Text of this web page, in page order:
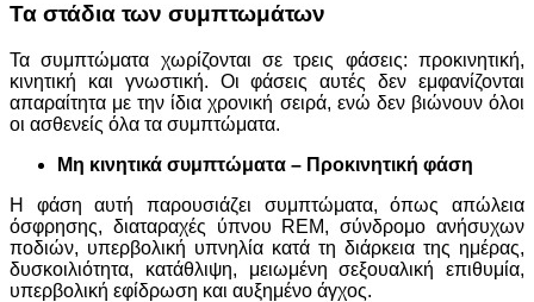
Τα στάδια των συμπτωμάτων
Τα συμπτώματα χωρίζονται σε τρεις φάσεις: προκινητική,
κινητική και γνωστική. Οι φάσεις αυτές δεν εμφανίζονται
απαραίτητα με την ίδια χρονική σειρά, ενώ δεν βιώνουν όλοι
οι ασθενείς όλα τα συμπτώματα.
Μη κινητικά συμπτώματα – Προκινητική φάση
Η φάση αυτή παρουσιάζει συμπτώματα, όπως απώλεια
όσφρησης, διαταραχές ύπνου REM, σύνδρομο ανήσυχων
ποδιών, υπερβολική υπνηλία κατά τη διάρκεια της ημέρας,
δυσκοιλιότητα, κατάθλιψη, μειωμένη σεξουαλική επιθυμία,
υπερβολική εφίδρωση και αυξημένο άγχος.